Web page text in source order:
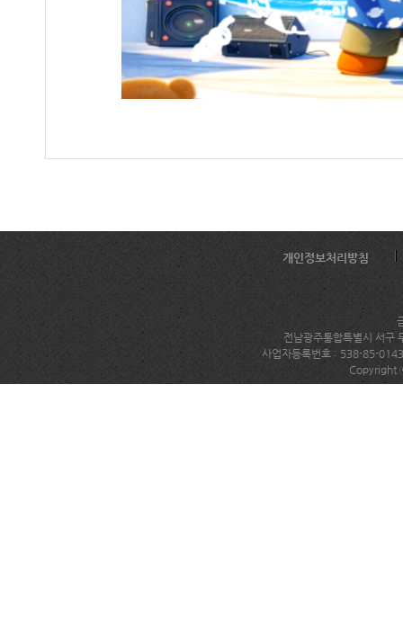
개인정보처리방침
전남광주통합특별시 서
사업자등록번호 : 538-85-
Copyright